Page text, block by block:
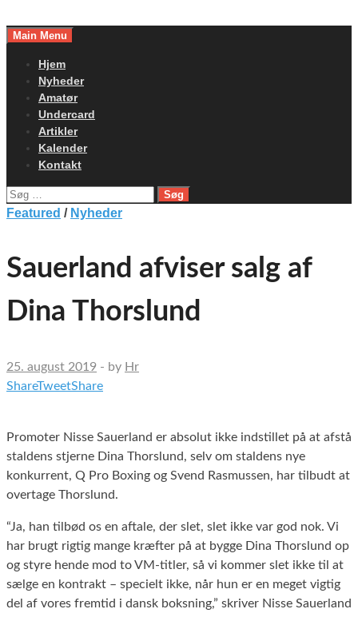
toMain Menu
Hjem
Nyheder
Amatør
Undercard
Artikler
Kalender
Kontakt
Søg
efter:
Featured / Nyheder
Sauerland afviser salg af
Dina Thorslund
25. august 2019 - by Hr
ShareTweetShare
Promoter Nisse Sauerland er absolut ikke indstillet på at afstå
staldens stjerne Dina Thorslund, selv om staldens nye
konkurrent, Q Pro Boxing og Svend Rasmussen, har tilbudt at
overtage Thorslund.
“Ja, han tilbød os en aftale, der slet, slet ikke var god nok. Vi
har brugt rigtig mange kræfter på at bygge Dina Thorslund op
og styre hende mod to VM-titler, så vi kommer slet ikke til at
sælge en kontrakt – specielt ikke, når hun er en meget vigtig
del af vores fremtid i dansk boksning,” skriver Nisse Sauerland